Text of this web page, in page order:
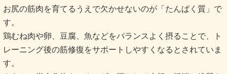
お尻の筋肉を育てるうえで欠かせないのが「たんぱく質」で
す。
鶏むね肉や卵、豆腐、魚などをバランスよく摂ることで、ト
レーニング後の筋修復をサポートしやすくなるとされていま
す。